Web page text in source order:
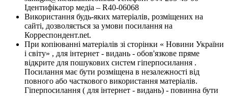
Ідентифікатор медіа – R40-06068
Використання будь-яких матеріалів, розміщених на
сайті, дозволяється за умови посилання на
Корреспондент.net.
При копіюванні матеріалів зі сторінки « Новини України
і світу» , для інтернет - видань - обов'язкове пряме
відкрите для пошукових систем гіперпосилання .
Посилання має бути розміщена в незалежності від
повного або часткового використання матеріалів.
Гіперпосилання ( для інтернет - видань) - повинна бути